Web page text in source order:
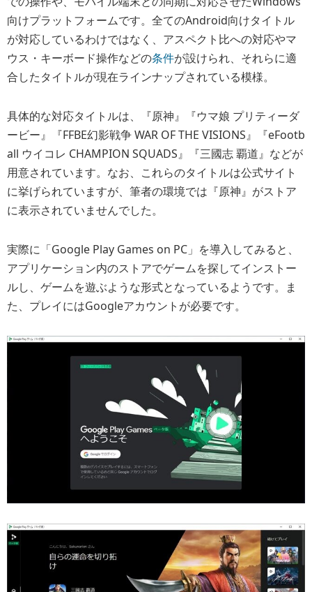
向けプラットフォームです。全てのAndroid向けタイトル
が対応しているわけではなく、アスペクト比への対応やマ
ウス・キーボード操作などの条件が設けられ、それらに適
合したタイトルが現在ラインナップされている模様。
具体的な対応タイトルは、『原神』『ウマ娘 プリティーダ
ービー』『FFBE幻影戦争 WAR OF THE VISIONS』『eFootb
all ウイコレ CHAMPION SQUADS』『三國志 覇道』などが
用意されています。なお、これらのタイトルは公式サイト
に挙げられていますが、筆者の環境では『原神』がストア
に表示されていませんでした。
実際に「Google Play Games on PC」を導入してみると、
アプリケーション内のストアでゲームを探してインストー
ルし、ゲームを遊ぶような形式となっているようです。ま
た、プレイにはGoogleアカウントが必要です。